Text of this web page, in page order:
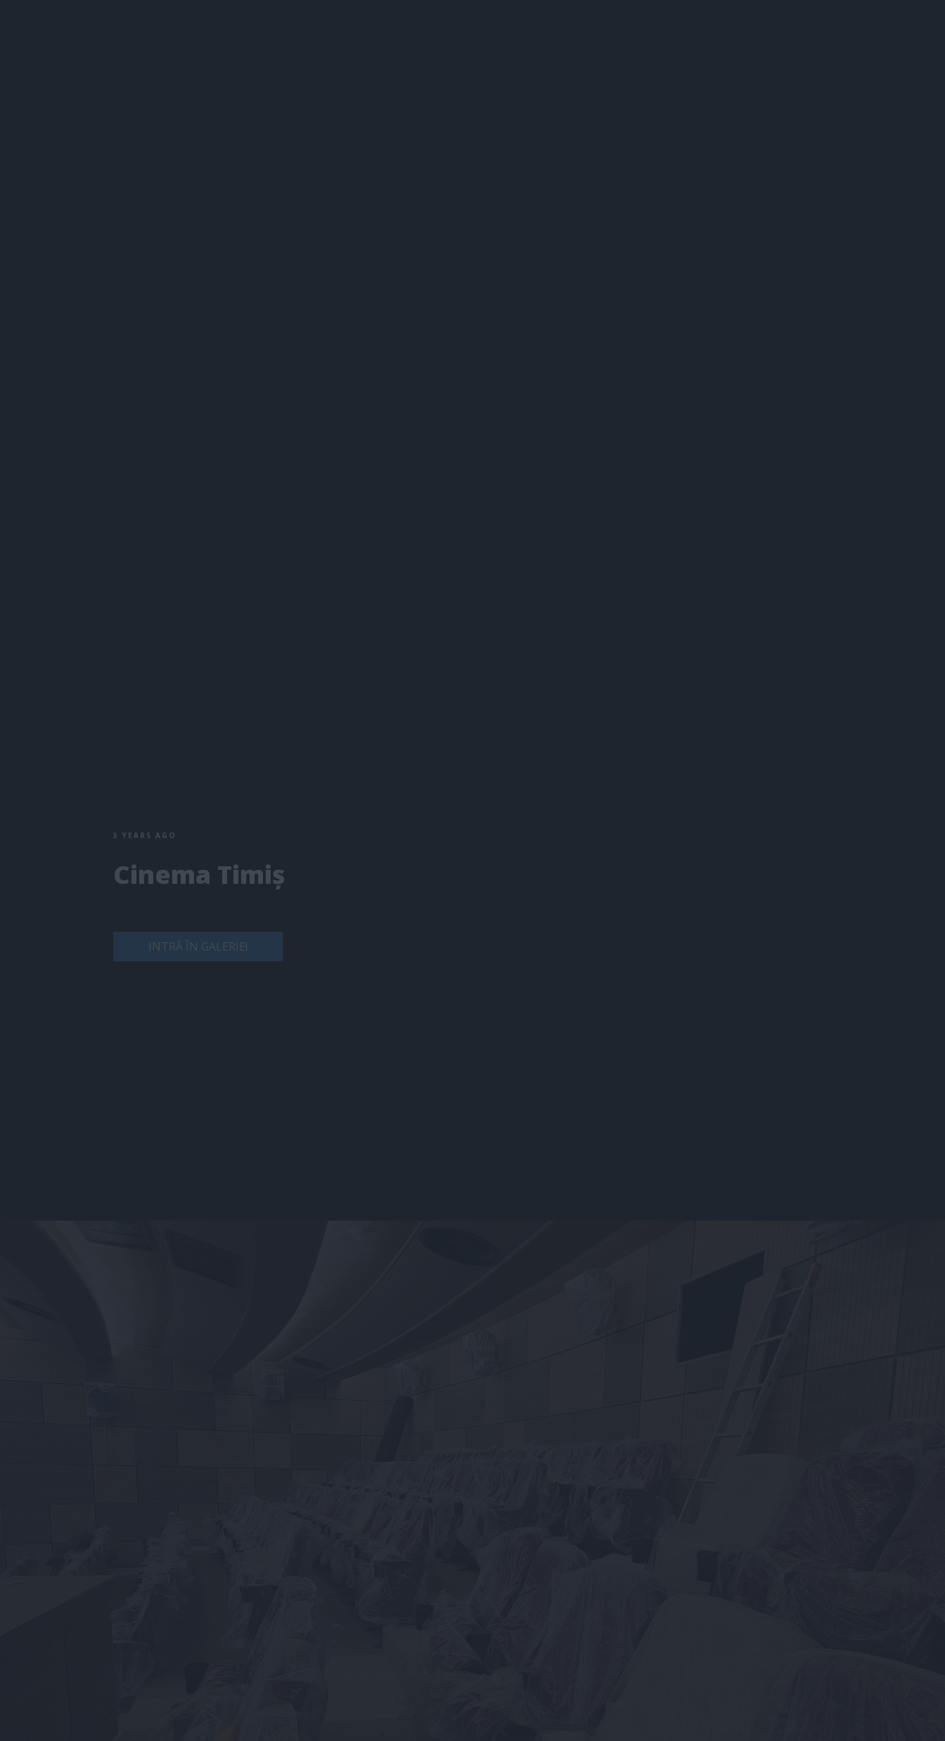
3 YEARS AGO
Cinema Timiș
INTRĂ ÎN GALERIE!